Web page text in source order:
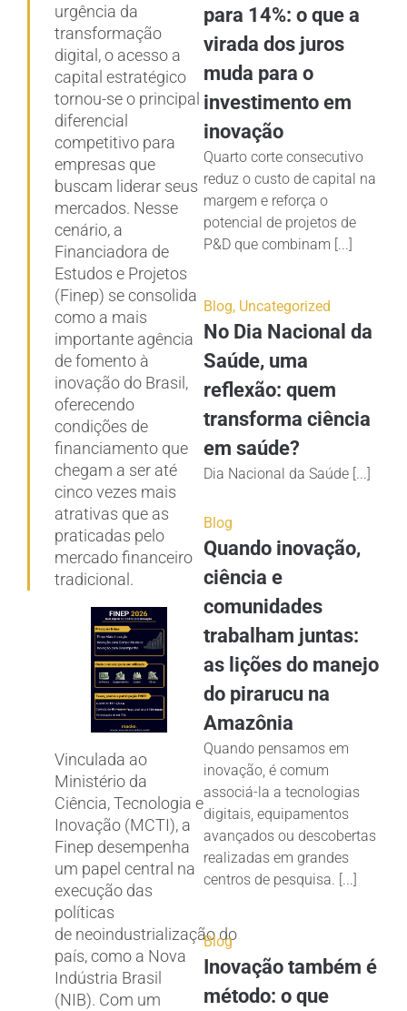
urgência da
transformação
digital, o acesso a
capital estratégico
tornou-se o principal
diferencial
competitivo para
empresas que
buscam liderar seus
mercados. Nesse
cenário, a
Financiadora de
Estudos e Projetos
(Finep) se consolida
como a mais
importante agência
de fomento à
inovação do Brasil,
oferecendo
condições de
financiamento que
chegam a ser até
cinco vezes mais
atrativas que as
praticadas pelo
mercado financeiro
tradicional.
Vinculada ao
Ministério da
Ciência, Tecnologia e
Inovação (MCTI), a
Finep desempenha
um papel central na
execução das
políticas
de neoindustrialização do
país, como a Nova
Indústria Brasil
(NIB). Com um
para 14%: o que a
virada dos juros
muda para o
investimento em
inovação
Quarto corte consecutivo
reduz o custo de capital na
margem e reforça o
potencial de projetos de
P&D que combinam [...]
Blog, Uncategorized
No Dia Nacional da
Saúde, uma
reflexão: quem
transforma ciência
em saúde?
Dia Nacional da Saúde [...]
Blog
Quando inovação,
ciência e
comunidades
trabalham juntas:
as lições do manejo
do pirarucu na
Amazônia
Quando pensamos em
inovação, é comum
associá-la a tecnologias
digitais, equipamentos
avançados ou descobertas
realizadas em grandes
centros de pesquisa. [...]
Blog
Inovação também é
método: o que